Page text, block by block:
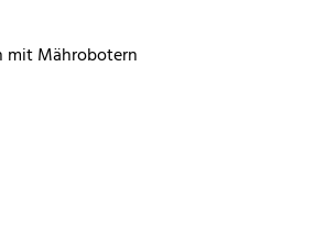
mit Mährobotern